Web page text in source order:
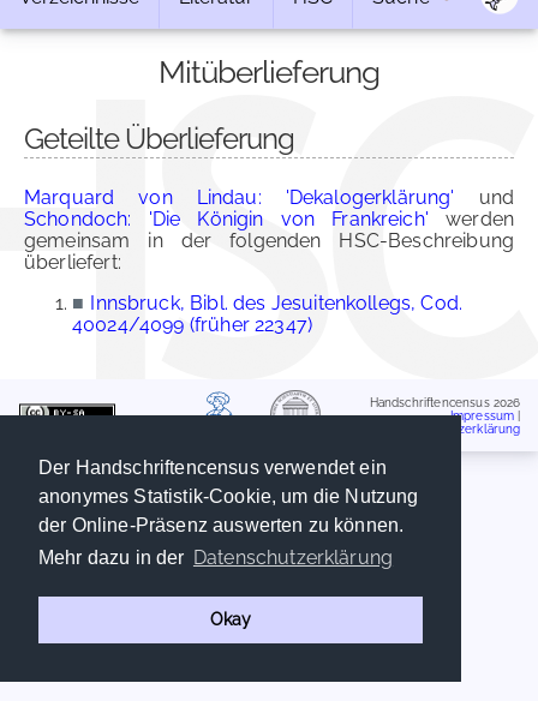
Der Handschriftencensus verwendet ein
anonymes Statistik-Cookie, um die Nutzung
der Online-Präsenz auswerten zu können.
Mehr dazu in der Datenschutzerklärung
Okay
Mitüberlieferung
Geteilte Überlieferung
Marquard von Lindau: 'Dekalogerklärung' und
Schondoch: 'Die Königin von Frankreich' werden
gemeinsam in der folgenden HSC-Beschreibung
überliefert:
■ Innsbruck, Bibl. des Jesuitenkollegs, Cod.
40024/4099 (früher 22347)
Handschriftencensus 2026
Impressum
Datenschutzerklärung